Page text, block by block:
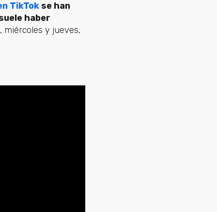
TikTokse han
haber
miércoles y jueves,